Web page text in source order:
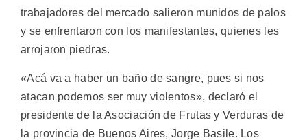
trabajadores del mercado salieron munidos de palos
y se enfrentaron con los manifestantes, quienes les
arrojaron piedras.
«Acá va a haber un baño de sangre, pues si nos
atacan podemos ser muy violentos», declaró el
presidente de la Asociación de Frutas y Verduras de
la provincia de Buenos Aires, Jorge Basile. Los